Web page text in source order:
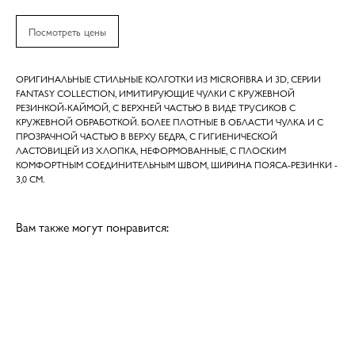
Посмотреть цены
ОРИГИНАЛЬНЫЕ СТИЛЬНЫЕ КОЛГОТКИ ИЗ MICROFIBRA И 3D, СЕРИИ
FANTASY COLLECTION, ИМИТИРУЮЩИЕ ЧУЛКИ C КРУЖЕВНОЙ
РЕЗИНКОЙ-КАЙМОЙ, С ВЕРХНЕЙ ЧАСТЬЮ В ВИДЕ ТРУСИКОВ С
КРУЖЕВНОЙ ОБРАБОТКОЙ. БОЛЕЕ ПЛОТНЫЕ В ОБЛАСТИ ЧУЛКА И С
ПРОЗРАЧНОЙ ЧАСТЬЮ В ВЕРХУ БЕДРА, С ГИГИЕНИЧЕСКОЙ
ЛАСТОВИЦЕЙ ИЗ ХЛОПКА, НЕФОРМОВАННЫЕ, С ПЛОСКИМ
КОМФОРТНЫМ СОЕДИНИТЕЛЬНЫМ ШВОМ, ШИРИНА ПОЯСА-РЕЗИНКИ -
3,0 СМ.
Вам также могут понравится: